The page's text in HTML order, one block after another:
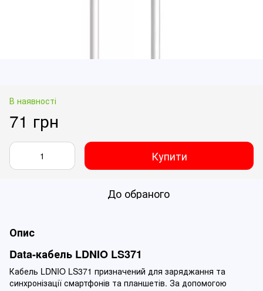
В наявності
71 грн
Купити
До обраного
Опис
Data-кабель LDNIO LS371
Кабель LDNIO LS371 призначений для заряджання та
синхронізації смартфонів та планшетів. За допомогою